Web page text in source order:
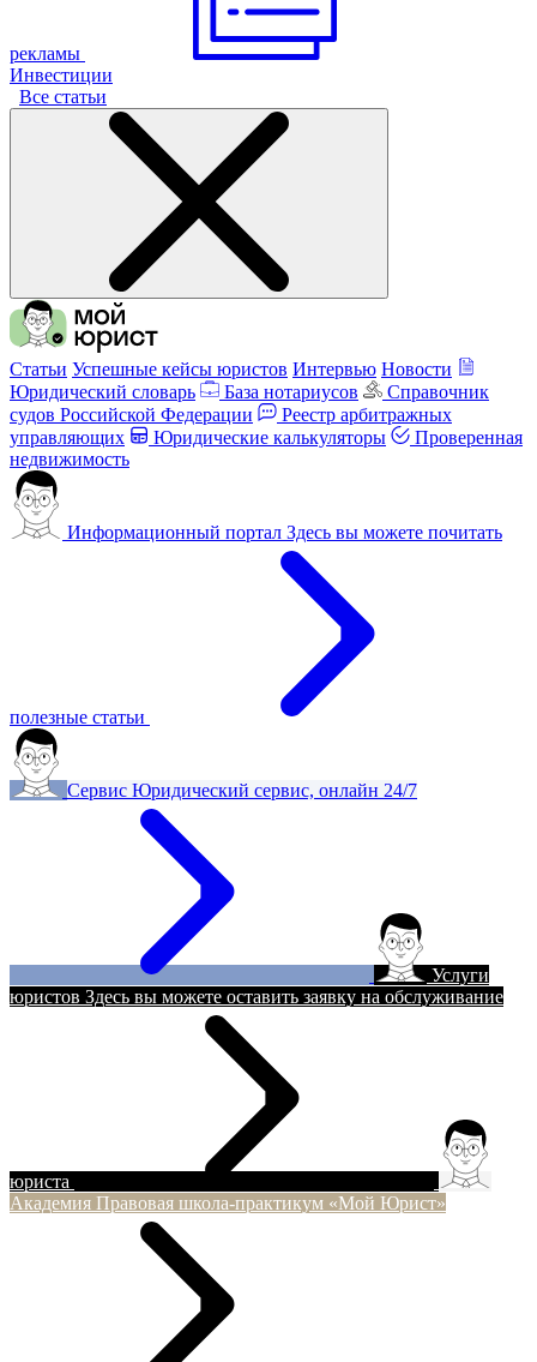
рекламы
Инвестиции
Все статьи
Статьи Успешные кейсы юристов Интервью Новости
Юридический словарь
База нотариусов
Справочник
судов Российской Федерации
Реестр арбитражных
управляющих
Юридические калькуляторы
Проверенная
недвижимость
Информационный портал Здесь вы можете почитать
полезные статьи
Сервис Юридический сервис, онлайн 24/7
Услуги
юристов Здесь вы можете оставить заявку на обслуживание
юриста
Академия Правовая школа-практикум «Мой Юрист»